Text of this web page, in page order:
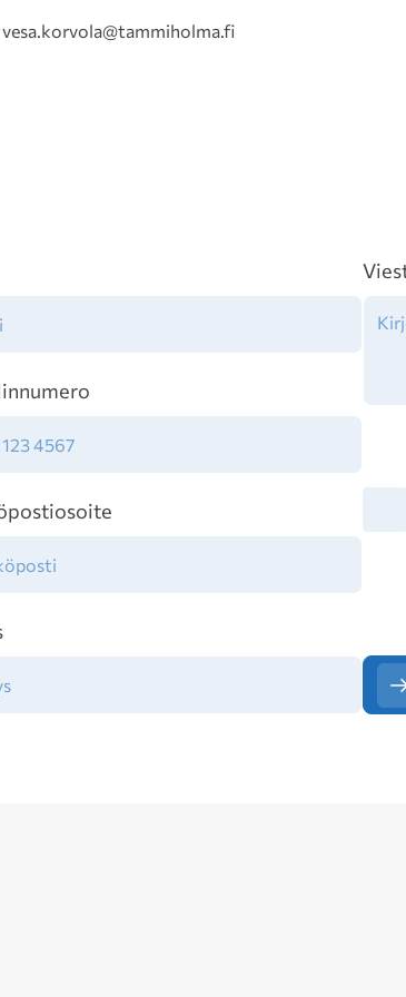
vesa.korvola@tammiholma.fi